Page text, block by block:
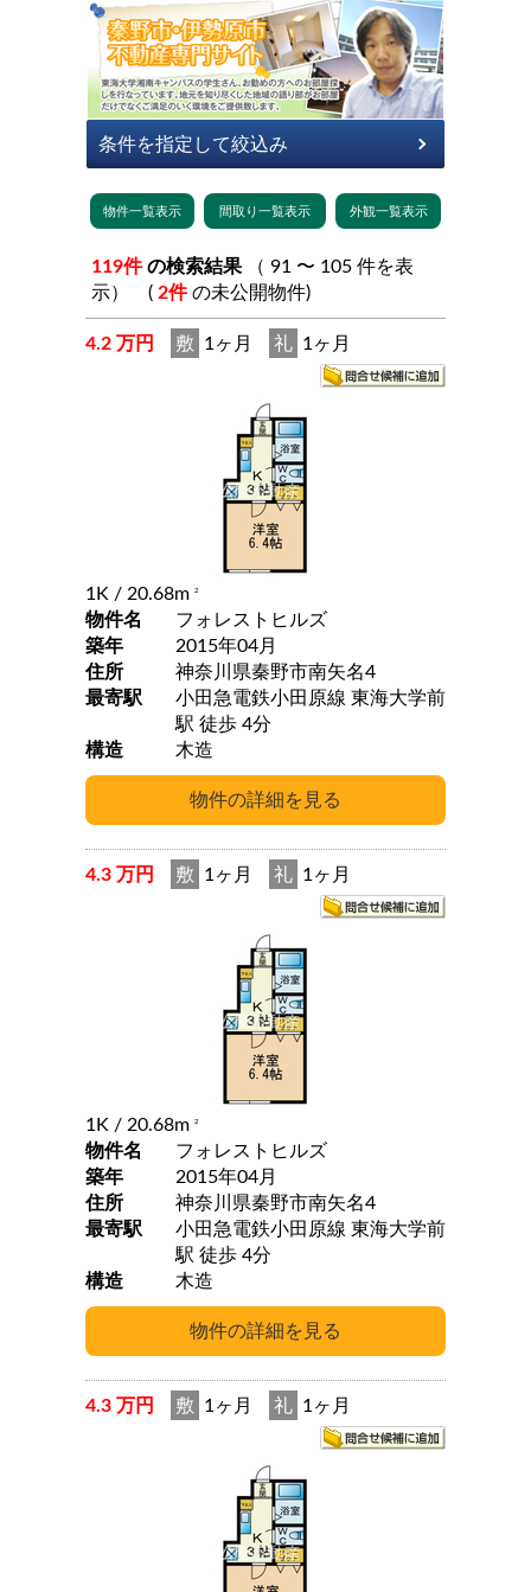
119件 の検索結果
示） ( 2件 の未公開物件)
4.2 万円 敷 1ヶ月 礼 1ヶ月
1K / 20.68m 2
物件名
フォレストヒルズ
築年
2015年04月
住所
神奈川県秦野市南矢名4
最寄駅
小田急電鉄小田原線 東海大学前
駅 徒歩 4分
構造
木造
4.3 万円 敷 1ヶ月 礼 1ヶ月
1K / 20.68m 2
物件名
フォレストヒルズ
築年
2015年04月
住所
神奈川県秦野市南矢名4
最寄駅
小田急電鉄小田原線 東海大学前
駅 徒歩 4分
構造
木造
4.3 万円 敷 1ヶ月 礼 1ヶ月